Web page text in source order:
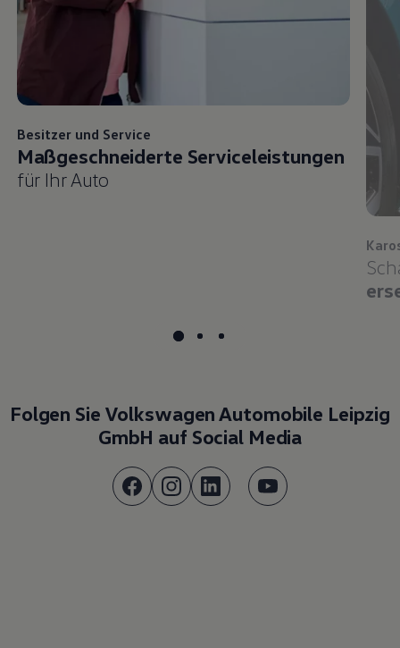
Besitzer und Service
Maßgeschneiderte Serviceleistungen
für Ihr Auto
Folgen Sie Volkswagen Automobile Leipzig
GmbH auf Social Media